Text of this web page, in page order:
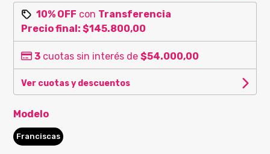
10% OFF con Transferencia
Precio final:$145.800,00
3 cuotas sin interés de$54.000,00
Ver cuotas y descuentos
Modelo
Franciscas